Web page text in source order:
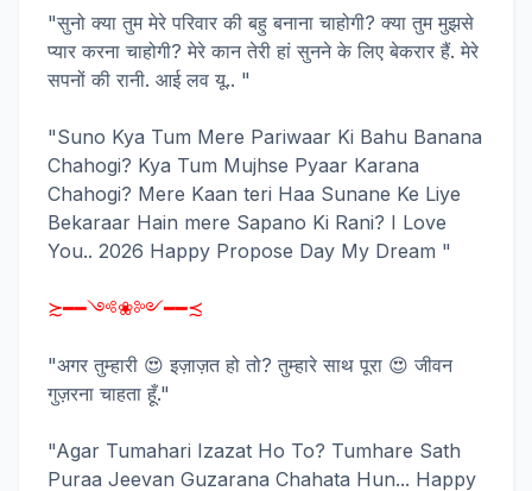
"सुनो क्या तुम मेरे परिवार की बहु बनाना चाहोगी? क्या तुम मुझसे
प्यार करना चाहोगी? मेरे कान तेरी हां सुनने के लिए बेकरार हैं. मेरे
सपनों की रानी. आई लव यू.. "
"Suno Kya Tum Mere Pariwaar Ki Bahu Banana
Chahogi? Kya Tum Mujhse Pyaar Karana
Chahogi? Mere Kaan teri Haa Sunane Ke Liye
Bekaraar Hain mere Sapano Ki Rani? I Love
You.. 2026 Happy Propose Day My Dream "
≿━━༺❀༻━━≾
"अगर तुम्हारी 😍 इज़ाज़त हो तो? तुम्हारे साथ पूरा 😍 जीवन
गुज़रना चाहता हूँ."
"Agar Tumahari Izazat Ho To? Tumhare Sath
Puraa Jeevan Guzarana Chahata Hun... Happy